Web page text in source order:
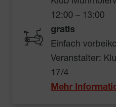
12:00 – 13:00
gratis
Einfach
Veranstalter:
17/4
Mehr